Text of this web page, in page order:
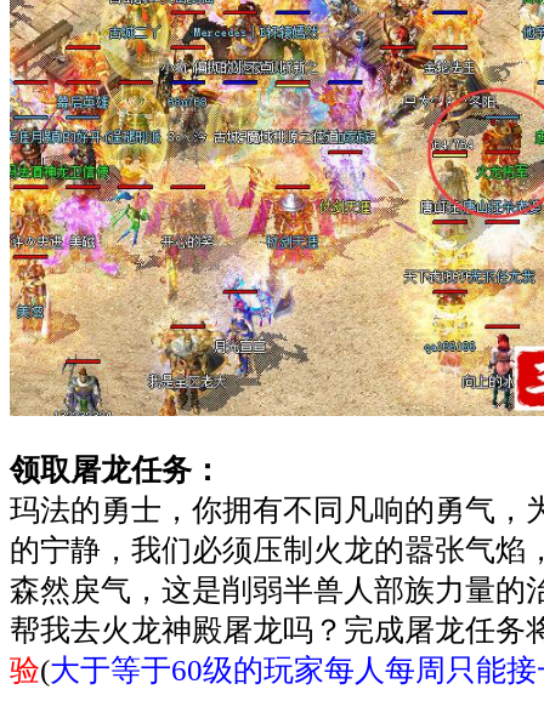
领取屠龙任务：
玛法的勇士，你拥有不同凡响的勇气，
的宁静，我们必须压制火龙的嚣张气焰
森然戾气，这是削弱半兽人部族力量的
帮我去火龙神殿屠龙吗？完成屠龙任务
验(大于等于60级的玩家每人每周只能